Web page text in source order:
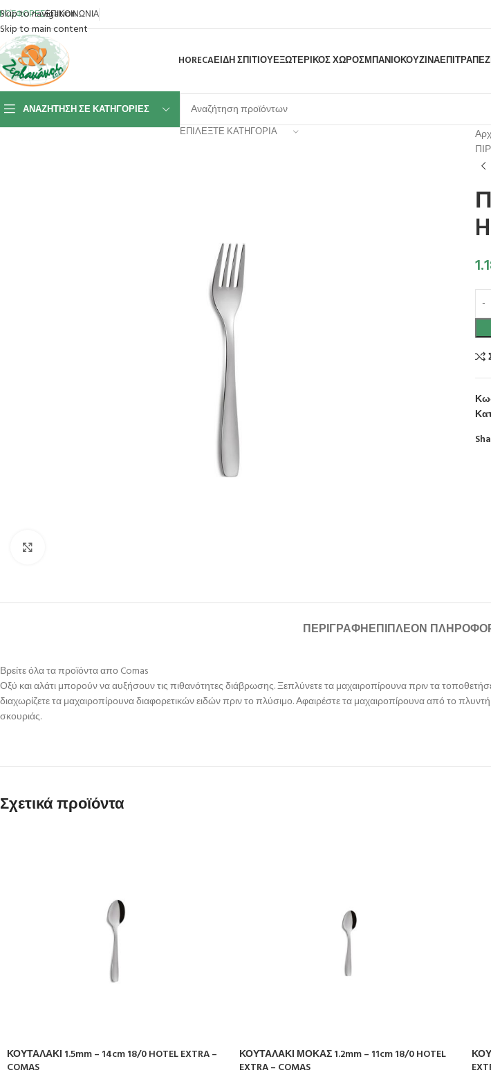
Skip to navigation
Skip to main content
ΕΠΙΚΟΙΝΩΝΙΑ
HORECAΕΙΔΗ ΣΠΙΤΙΟΥΕΞΩΤΕΡΙΚΟΣ ΧΩΡΟΣΜΠΆΝΙΟΚΟΥΖΊΝΑ
ΑΝΑΖΉΤΗΣΗ ΣΕ ΚΑΤΗΓΟΡΊΕΣ
ΕΠΙΛΈΞΤΕ ΚΑΤΗΓΟΡΊΑ
ΠΕΡΙΓΡΑΦΉΕΠΙΠΛΈΟΝ
Βρείτε όλα τα προϊόντα απο Comas
Οξύ και αλάτι μπορούν να αυξήσουν τις πιθανότητες διάβρωσης. Ξεπλύνετε τα μαχαιροπίρουνα πριν τα
διαχωρίζετε τα μαχαιροπίρουνα διαφορετικών ειδών πριν το πλύσιμο. Αφαιρέστε τα μαχαιροπίρουνα από το
σκουριάς.
Σχετικά προϊόντα
ΚΟΥΤΑΛΑΚΙ 1.5mm – 14cm 18/0 HOTEL EXTRA –
COMAS
ΚΟΥΤΑΛΑΚΙ ΜΟΚΑΣ 1.2mm – 11cm 18/0 HOTEL
EXTRA – COMAS